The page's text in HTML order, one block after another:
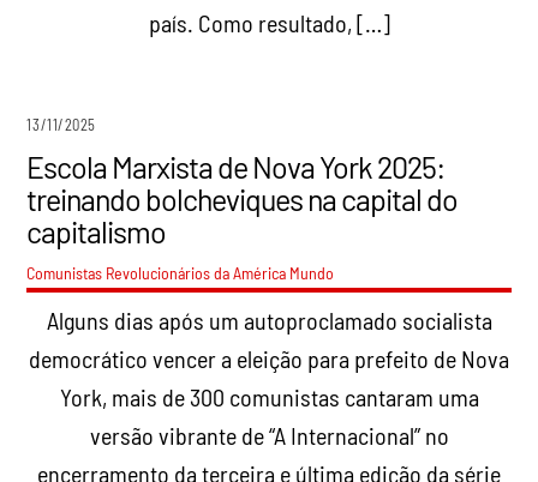
país. Como resultado, […]
13/11/2025
Escola Marxista de Nova York 2025:
treinando bolcheviques na capital do
capitalismo
Comunistas Revolucionários da América Mundo
Alguns dias após um autoproclamado socialista
democrático vencer a eleição para prefeito de Nova
York, mais de 300 comunistas cantaram uma
versão vibrante de “A Internacional” no
encerramento da terceira e última edição da série